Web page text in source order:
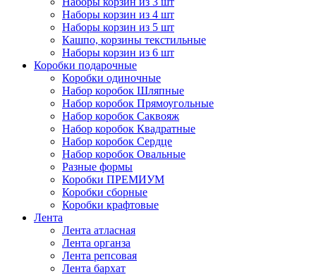
Наборы корзин из 4 шт
Наборы корзин из 5 шт
Кашпо, корзины текстильные
Наборы корзин из 6 шт
Коробки подарочные
Коробки одиночные
Набор коробок Шляпные
Набор коробок Прямоугольные
Набор коробок Саквояж
Набор коробок Квадратные
Набор коробок Сердце
Набор коробок Овальные
Разные формы
Коробки ПРЕМИУМ
Коробки сборные
Коробки крафтовые
Лента
Лента атласная
Лента органза
Лента репсовая
Лента бархат